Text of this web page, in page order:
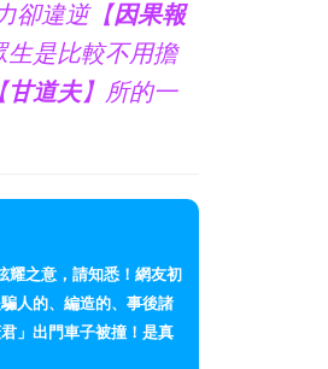
卻違逆【因果報
是比較不用擔
甘道夫】所的一
耀之意，請知悉！網友初
人的、編造的、事後諸
」出門車子被撞！是真